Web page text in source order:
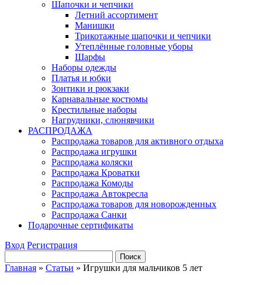
Шапочки и чепчики
Летний ассортимент
Манишки
Трикотажные шапочки и чепчики
Утеплённые головные уборы
Шарфы
Наборы одежды
Платья и юбки
Зонтики и рюкзаки
Карнавальные костюмы
Крестильные наборы
Нагрудники, слюнявчики
РАСПРОДАЖА
Распродажа товаров для активного отдыха
Распродажа игрушки
Распродажа коляски
Распродажа Кроватки
Распродажа Комоды
Распродажа Автокресла
Распродажа товаров для новорожденных
Распродажа Санки
Подарочные сертификаты
Вход Регистрация
Главная » Статьи » Игрушки для мальчиков 5 лет